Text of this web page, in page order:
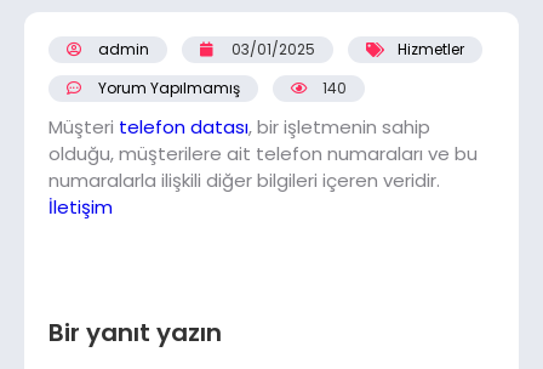
admin 03/01/2025
Hizmetler
Yorum Yapılmamış
140
Müşteri telefon datası, bir işletmenin sahip
olduğu, müşterilere ait telefon numaraları ve bu
numaralarla ilişkili diğer bilgileri içeren veridir.
İletişim
Bir yanıt yazın